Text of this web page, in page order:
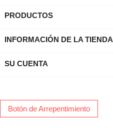
PRODUCTOS
INFORMACIÓN DE LA TIENDA
SU CUENTA
Botón de Arrepentimiento